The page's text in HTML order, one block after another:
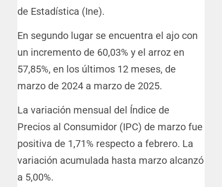
de Estadística (Ine).
En segundo lugar se encuentra el ajo con
un incremento de 60,03% y el arroz en
57,85%, en los últimos 12 meses, de
marzo de 2024 a marzo de 2025.
La variación mensual del Índice de
Precios al Consumidor (IPC) de marzo fue
positiva de 1,71% respecto a febrero. La
variación acumulada hasta marzo alcanzó
a 5,00%.